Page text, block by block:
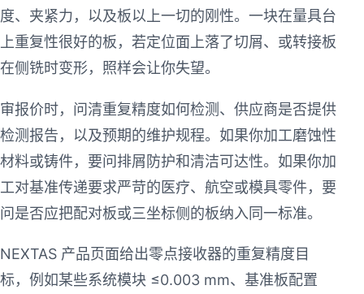
度、夹紧力，以及板以上一切的刚性。一块在量具台
上重复性很好的板，若定位面上落了切屑、或转接板
在侧铣时变形，照样会让你失望。
审报价时，问清重复精度如何检测、供应商是否提供
检测报告，以及预期的维护规程。如果你加工磨蚀性
材料或铸件，要问排屑防护和清洁可达性。如果你加
工对基准传递要求严苛的医疗、航空或模具零件，要
问是否应把配对板或三坐标侧的板纳入同一标准。
NEXTAS 产品页面给出零点接收器的重复精度目
标，例如某些系统模块 ≤0.003 mm、基准板配置